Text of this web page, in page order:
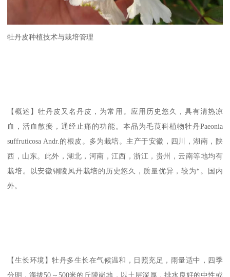
牡丹皮种植技术与栽培管理
【概述】牡丹皮又名丹皮，为常用。应用历史悠久，具有清热凉
血，活血散瘀，通经止痛的功能。本品为毛茛科植物牡丹Paeonia
suffruticosa Andr.的根皮。多为栽培。主产于安徽，四川，湖南，陕
西，山东。此外，湖北，河南，江西，浙江，贵州，云南等地均有
栽培。以安徽铜陵凤丹栽培的历史悠久，质量优异，较为*。国内
外。
【生长环境】牡丹多生长在气候温和，日照充足，雨量适中，四季
分明，海拔50～500米的丘陵岗地，以土层深厚，排水良好的中性或